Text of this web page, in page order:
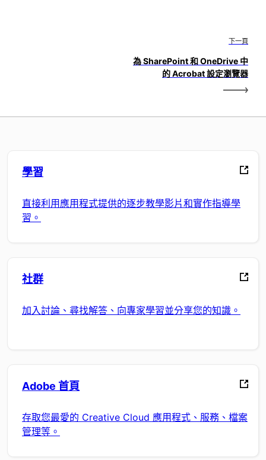
下一頁
為 SharePoint 和 OneDrive 中
的 Acrobat 設定瀏覽器
學習
直接利用應用程式提供的逐步教學影片和實作指導學
習。
社群
加入討論、尋找解答、向專家學習並分享您的知識。
Adobe 首頁
存取您最愛的 Creative Cloud 應用程式、服務、檔案
管理等。